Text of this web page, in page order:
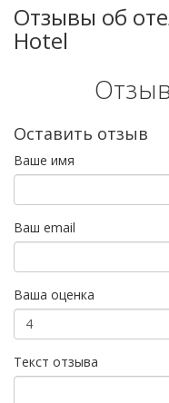
Отзывы об
Hotel
Оставить отзыв
Ваше имя
Ваш email
Ваша оценка
Текст отзыва